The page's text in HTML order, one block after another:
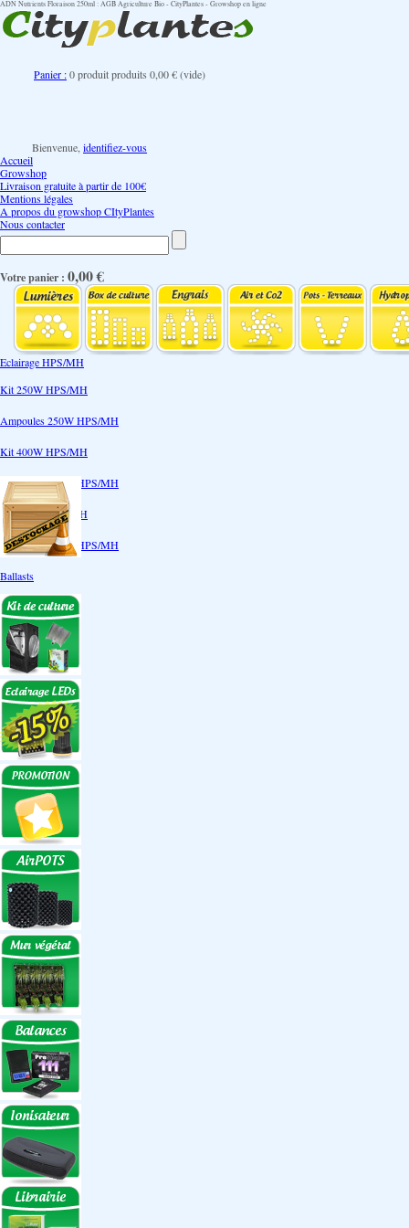
ADN Nutrients Floraison 250ml : AGB Agriculture Bio - CityPlantes - Growshop en ligne
Panier :0produitproduits 0,00 €(vide)
Bienvenue, identifiez-vous
Accueil
Growshop
Livraison gratuite à partir de 100€
Mentions légales
A propos du growshop CItyPlantes
Nous contacter
Votre panier : 0,00 €
Eclairage HPS/MH
Kit 250W HPS/MH
Ampoules 250W HPS/MH
Kit 400W HPS/MH
Ampoules 400W HPS/MH
Kit 600W HPS/MH
Ampoules 600W HPS/MH
Ballasts
Réflecteurs
CoolTube
Accessoires
Eclairages LEDs
Eclairages ECO
Kits ECO
Ampoules ECO
Réflecteurs ECO
Réflecteurs
Accessoires
Box Discount
Box par marque
Hortibox
Homebox
Dark Room II
GrowLab
Box par taille
Box 40 cm
Box 60 cm
Box 80-90 cm
Box 120 cm
Autres tailles Box